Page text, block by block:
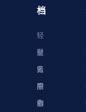
档
轻
量
云
服
务
财
务
中
心
账
户
中
服
务
软